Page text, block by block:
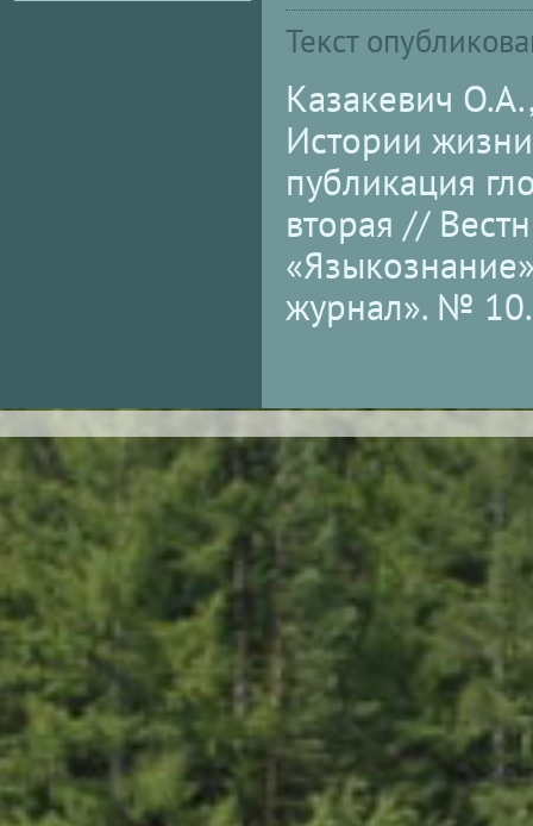
Текст
Казакевич
Истории
публикация
вторая //
журнал». №